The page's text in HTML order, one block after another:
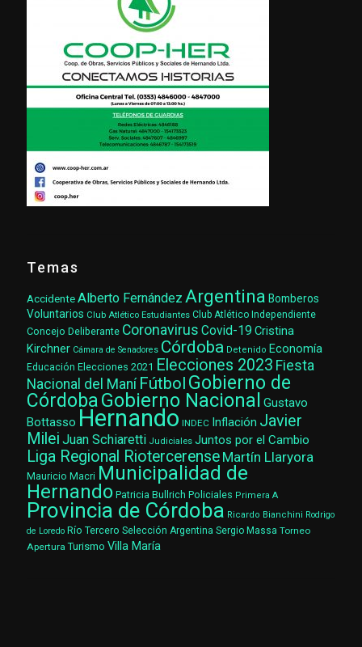
Temas
AccidenteAlberto Fernández Argentina Bomberos
Voluntarios Club Atlético Estudiantes Club Atlético Independiente
Concejo Deliberante Coronavirus Covid-19 Cristina
Kirchner Cámara de Senadores Córdoba Detenido Economía
Educación Elecciones 2021 Elecciones 2023 Fiesta
Nacional del Maní Fútbol Gobierno de
CórdobaGobierno Nacional Gustavo
Bottasso Hernando INDEC Inflación Javier
Milei Juan Schiaretti Judiciales Juntos por el Cambio
Liga Regional Riotercerense Martín Llaryora
Mauricio Macri Municipalidad de
Hernando Patricia Bullrich Policiales Primera A
Provincia de Córdoba Ricardo Bianchini Rodrigo
de Loredo Río Tercero Selección Argentina Sergio Massa Torneo
Apertura Turismo Villa María